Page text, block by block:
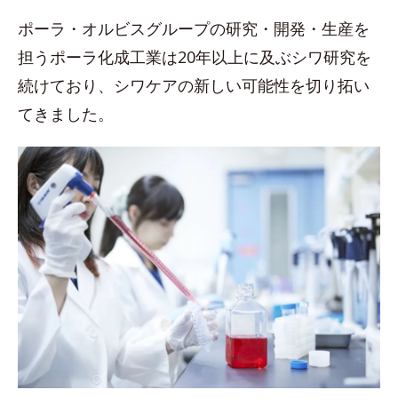
ポーラ・オルビスグループの研究・開発・生産を
担うポーラ化成工業は20年以上に及ぶシワ研究を
続けており、シワケアの新しい可能性を切り拓い
てきました。